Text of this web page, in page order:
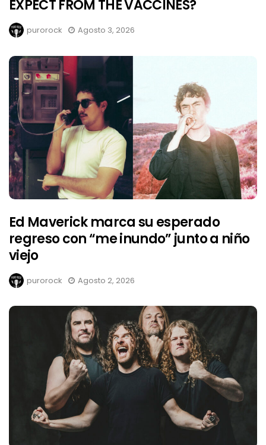
EXPECT FROM THE VACCINES?
purorock Agosto 3, 2026
Ed Maverick marca su esperado
regreso con “me inundo” junto a niño
viejo
purorock Agosto 2, 2026